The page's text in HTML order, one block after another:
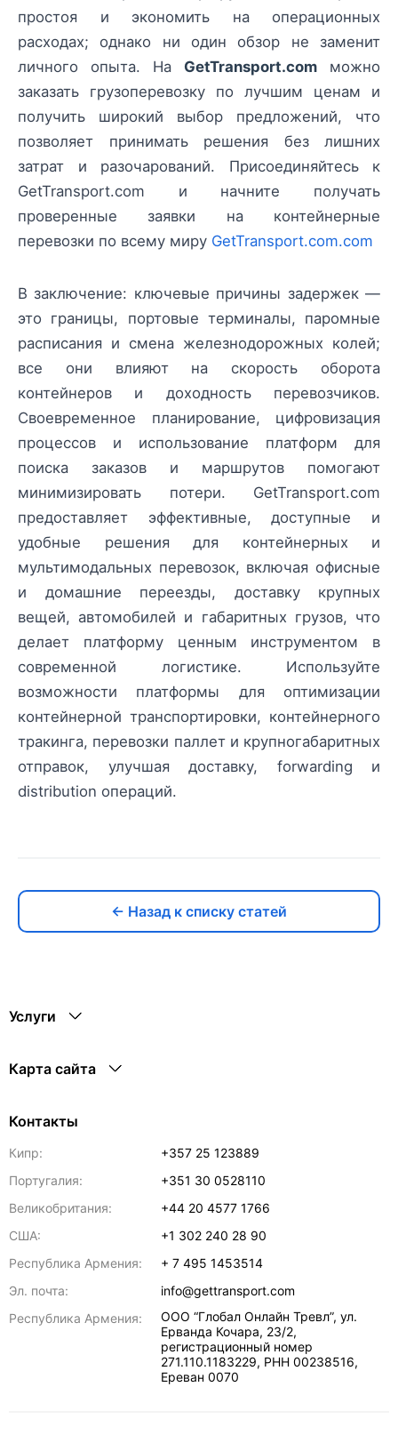
простоя и экономить на операционных
расходах; однако ни один обзор не заменит
личного опыта. На GetTransport.com можно
заказать грузоперевозку по лучшим ценам и
получить широкий выбор предложений, что
позволяет принимать решения без лишних
затрат и разочарований. Присоединяйтесь к
GetTransport.com и начните получать
проверенные заявки на контейнерные
перевозки по всему миру GetTransport.com.com
В заключение: ключевые причины задержек —
это границы, портовые терминалы, паромные
расписания и смена железнодорожных колей;
все они влияют на скорость оборота
контейнеров и доходность перевозчиков.
Своевременное планирование, цифровизация
процессов и использование платформ для
поиска заказов и маршрутов помогают
минимизировать потери. GetTransport.com
предоставляет эффективные, доступные и
удобные решения для контейнерных и
мультимодальных перевозок, включая офисные
и домашние переезды, доставку крупных
вещей, автомобилей и габаритных грузов, что
делает платформу ценным инструментом в
современной логистике. Используйте
возможности платформы для оптимизации
контейнерной транспортировки, контейнерного
тракинга, перевозки паллет и крупногабаритных
отправок, улучшая доставку, forwarding и
distribution операций.
← Назад к списку статей
Услуги
Карта сайта
Контакты
Кипр:
+357 25 123889
Португалия:
+351 30 0528110
Великобритания:
+44 20 4577 1766
США:
+1 302 240 28 90
Республика Армения:
+ 7 495 1453514
Эл. почта:
info@gettransport.com
Республика Армения:
ООО “Глобал Онлайн Тревл”, ул.
Ерванда Кочара, 23/2,
регистрационный номер
271.110.1183229, РНН 00238516,
Ереван 0070